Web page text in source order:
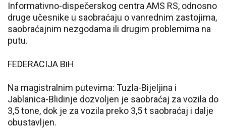
Informativno-dispečerskog centra AMS RS, odnosno
druge učesnike u saobraćaju o vanrednim zastojima,
saobraćajnim nezgodama ili drugim problemima na
putu.
FEDERACIJA BiH
Na magistralnim putevima: Tuzla-Bijeljina i
Jablanica-Blidinje dozvoljen je saobraćaj za vozila do
3,5 tone, dok je za vozila preko 3,5 t saobraćaj i dalje
obustavljen.